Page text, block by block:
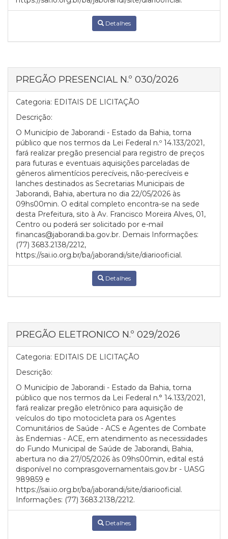
Detalhes
PREGÃO PRESENCIAL N.º 030/2026
Categoria: EDITAIS DE LICITAÇÃO
Descrição:
O Município de Jaborandi - Estado da Bahia, torna
público que nos termos da Lei Federal n.º 14.133/2021,
fará realizar pregão presencial para registro de preços
para futuras e eventuais aquisições parceladas de
gêneros alimentícios perecíveis, não-perecíveis e
lanches destinados as Secretarias Municipais de
Jaborandi, Bahia, abertura no dia 22/05/2026 às
09hs00min. O edital completo encontra-se na sede
desta Prefeitura, sito à Av. Francisco Moreira Alves, 01,
Centro ou poderá ser solicitado por e-mail
financas@jaborandi.ba.gov.br. Demais Informações:
(77) 3683.2138/2212,
https://sai.io.org.br/ba/jaborandi/site/diariooficial.
Detalhes
PREGÃO ELETRONICO N.º 029/2026
Categoria: EDITAIS DE LICITAÇÃO
Descrição:
O Município de Jaborandi - Estado da Bahia, torna
público que nos termos da Lei Federal n.° 14.133/2021,
fará realizar pregão eletrônico para aquisição de
veículos do tipo motocicleta para os Agentes
Comunitários de Saúde - ACS e Agentes de Combate
às Endemias - ACE, em atendimento as necessidades
do Fundo Municipal de Saúde de Jaborandi, Bahia,
abertura no dia 27/05/2026 às 09hs00min, edital está
disponível no comprasgovernamentais.gov.br - UASG
989859 e
https://sai.io.org.br/ba/jaborandi/site/diariooficial.
Informações: (77) 3683.2138/2212.
Detalhes